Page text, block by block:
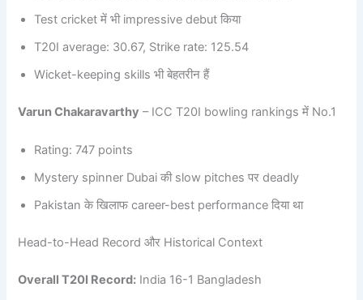
Test cricket में भी impressive debut किया
T20I average: 30.67, Strike rate: 125.54
Wicket-keeping skills भी बेहतरीन हैं
Varun Chakaravarthy – ICC T20I bowling rankings में No.1
Rating: 747 points
Mystery spinner Dubai की slow pitches पर deadly
Pakistan के खिलाफ career-best performance दिया था
Head-to-Head Record और Historical Context
Overall T20I Record: India 16-1 Bangladesh